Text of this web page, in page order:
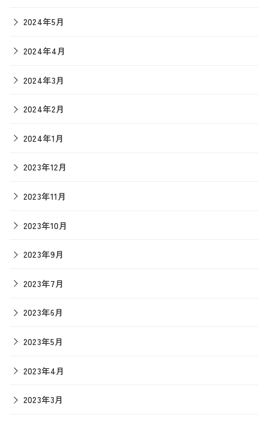
2024年5月
2024年4月
2024年3月
2024年2月
2024年1月
2023年12月
2023年11月
2023年10月
2023年9月
2023年7月
2023年6月
2023年5月
2023年4月
2023年3月